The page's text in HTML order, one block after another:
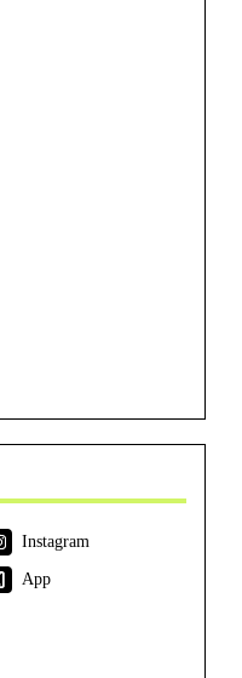
Instagram
App